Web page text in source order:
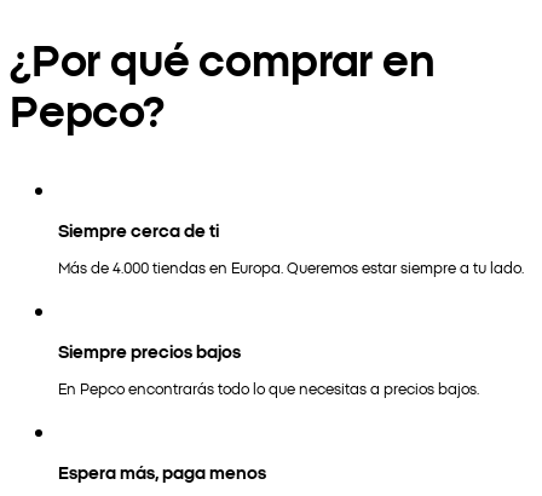
¿Por qué comprar en
Pepco?
Siempre cerca de ti
Más de 4.000 tiendas en Europa. Queremos estar siempre a tu lado.
Siempre precios bajos
En Pepco encontrarás todo lo que necesitas a precios bajos.
Espera más, paga menos